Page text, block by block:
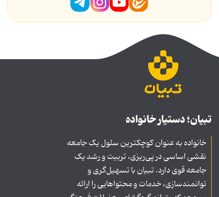
تبیان؛ دستیار خانواده
خانواده به عنوان کوچکترین سلول یک جامعه
نقشی اساسی در پی‌ریزی، تربیت و رشد یک
جامعه قوی دارد. تبیان با تسهیل‌گری و
توانمندسازی، خدمات و محتواهایی را ارائه